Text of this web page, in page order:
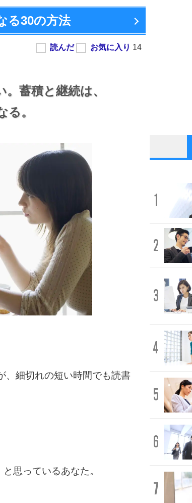
る30の方法
蓄積と継続は、
る。
、細切れの短い時間でも読書
思っているあなた。
1
2
3
4
5
6
7